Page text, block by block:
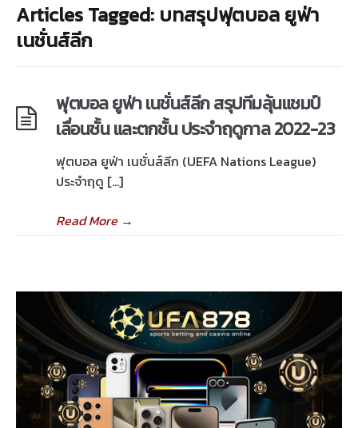
Articles Tagged: บทสรุปฟุตบอล ยูฟ่า
เนชั่นส์ลีก
ฟุตบอล ยูฟ่า เนชั่นส์ลีก สรุปทีมลุ้นแชมป์
เลื่อนชั้น และตกชั้น ประจำฤดูกาล 2022-23
ฟุตบอล ยูฟ่า เนชั่นส์ลีก (UEFA Nations League)
ประจำฤดู […]
Read More→